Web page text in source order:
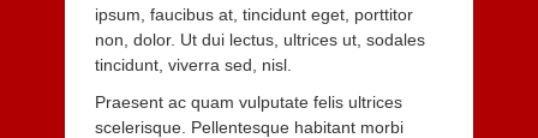
ipsum, faucibus at, tincidunt eget, porttitor
non, dolor. Ut dui lectus, ultrices ut, sodales
tincidunt, viverra sed, nisl.
Praesent ac quam vulputate felis ultrices
scelerisque. Pellentesque habitant morbi